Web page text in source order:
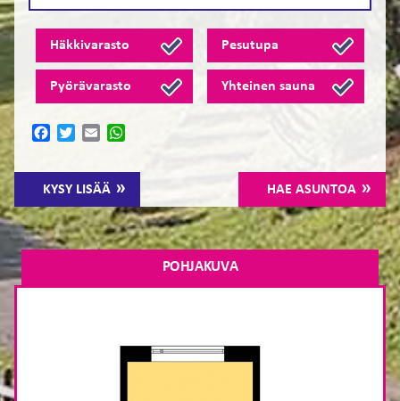
Häkkivarasto Pesutupa
Pyörävarasto Yhteinen sauna
KYSY LISÄÄ HAE ASUNTOA
FacebookTwitterEmail
POHJAKUVA